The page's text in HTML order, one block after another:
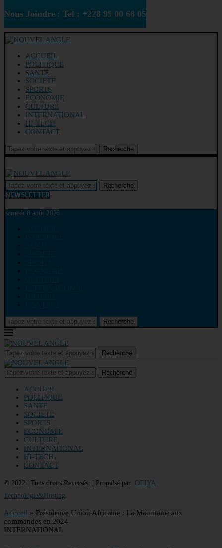
Nous Joindre : Tel : +228 99 00 68 05
ACCUEIL
POLITIQUE
SANTE
SOCIETE
SPORTS
ECONOMIE
CULTURE
INTERNATIONAL
HI-TECH
CONTACT
Recherche
Recherche
NEWSLETTER
samedi 8 août 2026
Recherche
Recherche
Recherche
ACCUEIL
POLITIQUE
SANTE
SOCIETE
SPORTS
ECONOMIE
CULTURE
INTERNATIONAL
HI-TECH
CONTACT
© 2022 | Tous droits Reversés. | Propulsé par OTIYA
Technologie&Hosting
Accueil » Présidence Union Africaine : La Mauritanie aux
commandes en 2024
INTERNATIONAL